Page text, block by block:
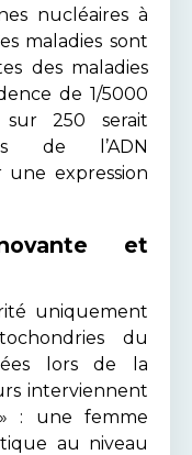
nucléaires à
maladies sont
des maladies
de 1/5000
sur 250 serait
de l’ADN
expression
et
uniquement
du
lors de la
interviennent
: une femme
au niveau